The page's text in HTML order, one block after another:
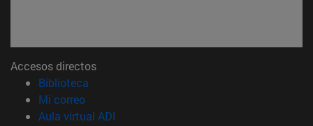
Accesos directos
Biblioteca
Mi correo(abre en nueva ventana)
Aula virtual ADI